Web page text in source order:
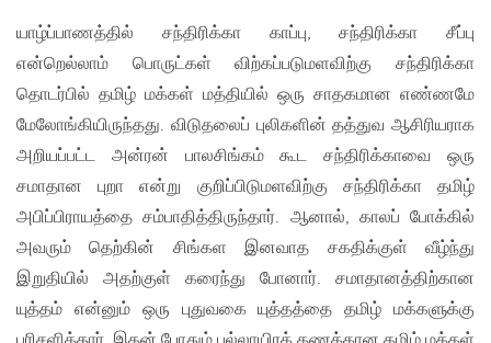
யாழ்ப்பாணத்தில் சந்திரிக்கா காப்பு, சந்திரிக்கா சீப்பு
என்றெல்லாம் பொருட்கள் விற்கப்படுமளவிற்கு சந்திரிக்கா
தொடர்பில் தமிழ் மக்கள் மத்தியில் ஒரு சாதகமான எண்ணமே
மேலோங்கியிருந்தது. விடுதலைப் புலிகளின் தத்துவ ஆசிரியராக
அறியப்பட்ட அன்ரன் பாலசிங்கம் கூட சந்திரிக்காவை ஒரு
சமாதான புறா என்று குறிப்பிடுமளவிற்கு சந்திரிக்கா தமிழ்
அபிப்பிராயத்தை சம்பாதித்திருந்தார். ஆனால், காலப் போக்கில்
அவரும் தெற்கின் சிங்கள இனவாத சகதிக்குள் வீழ்ந்து
இறுதியில் அதற்குள் கரைந்து போனார். சமாதானத்திற்கான
யுத்தம் என்னும் ஒரு புதுவகை யுத்தத்தை தமிழ் மக்களுக்கு